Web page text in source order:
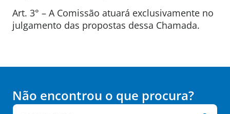
Art. 3° – A Comissão atuará exclusivamente no
julgamento das propostas dessa Chamada.
Não encontrou o que procura?